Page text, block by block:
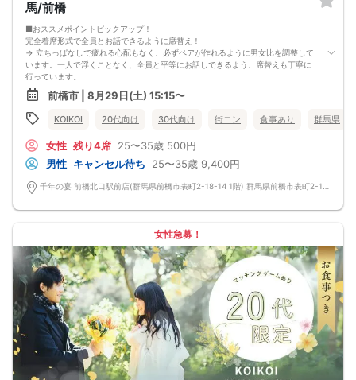
馬/前橋
■おススメポイントピックアップ！
完全着席形式で全員とお話できるように席替え！
→ 立ちっぱなしで疲れる心配もなく、必ずペアが作れるように男女比を調整して
います。一人で浮くことなく、全員と平等にお話しできるよう、席替えも丁寧に
行っています。
会話を盛り上げるプロフィールシート！
→ 趣味や好みからスムーズに会話がスタート！「何を話そう…」と悩むことな
く、共通の話題で盛り上がれます。
自然なつながりをサポートするマッチングゲーム開催！
返却されるので安心です。
■最少催行人数
男女2対2
■中止判断タイミング
前日20時、または開催6時間前の時点で最少開催人数に満たない場合
→ お酒が飲めない方にはソフトドリンクも豊富にご用意しています！
前橋市 | 8月29日(土) 15:15〜
KOIKOI 20代向け 30代向け 街コン 食事あり 群馬県
女性 残り4席 25〜35歳 500円
男性 キャンセル待ち 25〜35歳 9,400円
千年の宴 前橋北口駅前店(群馬県前橋市表町2-18-14 1階) 群馬県前橋市表町2-18-14 1階
女性急募！